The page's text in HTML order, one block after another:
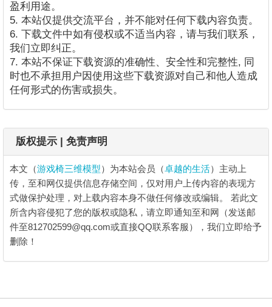
盈利用途。
5. 本站仅提供交流平台，并不能对任何下载内容负责。
6. 下载文件中如有侵权或不适当内容，请与我们联系，
我们立即纠正。
7. 本站不保证下载资源的准确性、安全性和完整性, 同
时也不承担用户因使用这些下载资源对自己和他人造成
任何形式的伤害或损失。
版权提示 | 免责声明
本文（游戏椅三维模型）为本站会员（卓越的生活）主动上
传，至和网仅提供信息存储空间，仅对用户上传内容的表现方
式做保护处理，对上载内容本身不做任何修改或编辑。 若此文
所含内容侵犯了您的版权或隐私，请立即通知至和网（发送邮
件至812702599@qq.com或直接QQ联系客服），我们立即给予
删除！